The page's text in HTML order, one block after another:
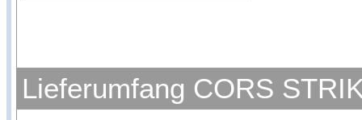
Lieferumfang CORS